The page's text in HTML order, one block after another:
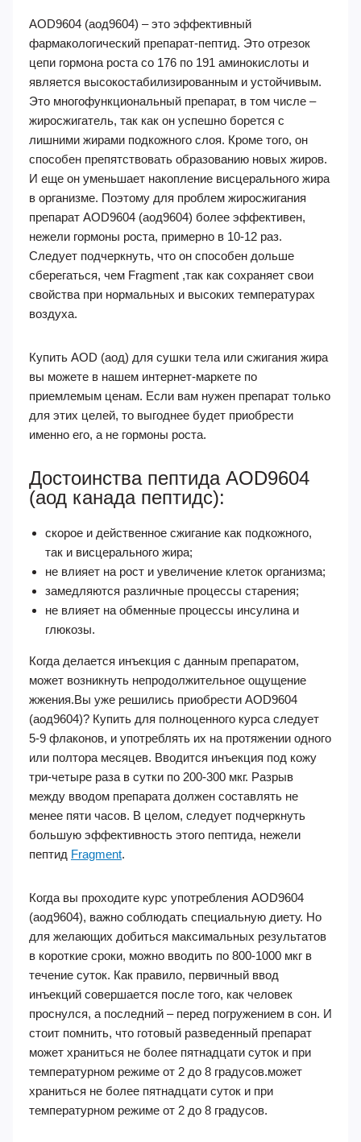
AOD9604 (аод9604) – это эффективный
фармакологический препарат-пептид. Это отрезок
цепи гормона роста со 176 по 191 аминокислоты и
является высокостабилизированным и устойчивым.
Это многофункциональный препарат, в том числе –
жиросжигатель, так как он успешно борется с
лишними жирами подкожного слоя. Кроме того, он
способен препятствовать образованию новых жиров.
И еще он уменьшает накопление висцерального жира
в организме. Поэтому для проблем жиросжигания
препарат AOD9604 (аод9604) более эффективен,
нежели гормоны роста, примерно в 10-12 раз.
Следует подчеркнуть, что он способен дольше
сберегаться, чем Fragment ,так как сохраняет свои
свойства при нормальных и высоких температурах
воздуха.
Купить AOD (аод) для сушки тела или сжигания жира
вы можете в нашем интернет-маркете по
приемлемым ценам. Если вам нужен препарат только
для этих целей, то выгоднее будет приобрести
именно его, а не гормоны роста.
Достоинства пептида AOD9604
(аод канада пептидс):
скорое и действенное сжигание как подкожного,
так и висцерального жира;
не влияет на рост и увеличение клеток организма;
замедляются различные процессы старения;
не влияет на обменные процессы инсулина и
глюкозы.
Когда делается инъекция с данным препаратом,
может возникнуть непродолжительное ощущение
жжения.Вы уже решились приобрести AOD9604
(аод9604)? Купить для полноценного курса следует
5-9 флаконов, и употреблять их на протяжении одного
или полтора месяцев. Вводится инъекция под кожу
три-четыре раза в сутки по 200-300 мкг. Разрыв
между вводом препарата должен составлять не
менее пяти часов. В целом, следует подчеркнуть
большую эффективность этого пептида, нежели
пептид Fragment.
Когда вы проходите курс употребления AOD9604
(аод9604), важно соблюдать специальную диету. Но
для желающих добиться максимальных результатов
в короткие сроки, можно вводить по 800-1000 мкг в
течение суток. Как правило, первичный ввод
инъекций совершается после того, как человек
проснулся, а последний – перед погружением в сон. И
стоит помнить, что готовый разведенный препарат
может храниться не более пятнадцати суток и при
температурном режиме от 2 до 8 градусов.может
храниться не более пятнадцати суток и при
температурном режиме от 2 до 8 градусов.